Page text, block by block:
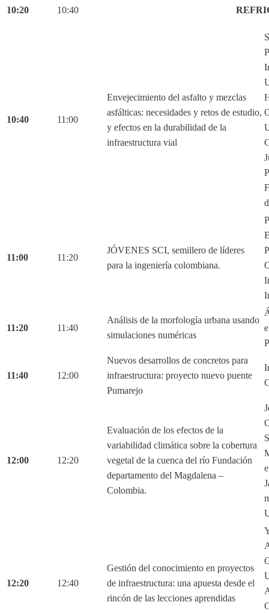
10:20 10:40
10:40 11:00
Envejecimiento del asfalto y mezclas
asfálticas: necesidades y retos de estudio,
y efectos en la durabilidad de la
infraestructura vial
11:00 11:20
JÓVENES SCI, semillero de líderes
para la ingeniería colombiana.
11:20 11:40
Análisis de la morfología urbana usando
simulaciones numéricas
11:40 12:00
Nuevos desarrollos de concretos para
infraestructura: proyecto nuevo puente
Pumarejo
12:00 12:20
Evaluación de los efectos de la
variabilidad climática sobre la cobertura
vegetal de la cuenca del río Fundación
departamento del Magdalena –
Colombia.
12:20 12:40
Gestión del conocimiento en proyectos
de infraestructura: una apuesta desde el
rincón de las lecciones aprendidas